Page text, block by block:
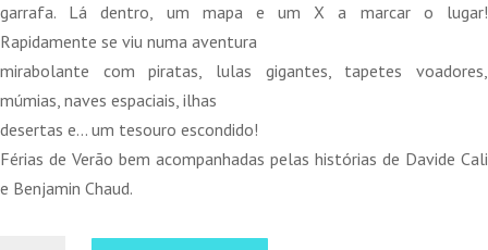
garrafa. Lá dentro, um mapa e um X a marcar o lugar!
Rapidamente se viu numa aventura
mirabolante com piratas, lulas gigantes, tapetes voadores,
múmias, naves espaciais, ilhas
desertas e… um tesouro escondido!
Férias de Verão bem acompanhadas pelas histórias de Davide Cali
e Benjamin Chaud.